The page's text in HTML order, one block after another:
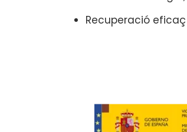
Recuperació